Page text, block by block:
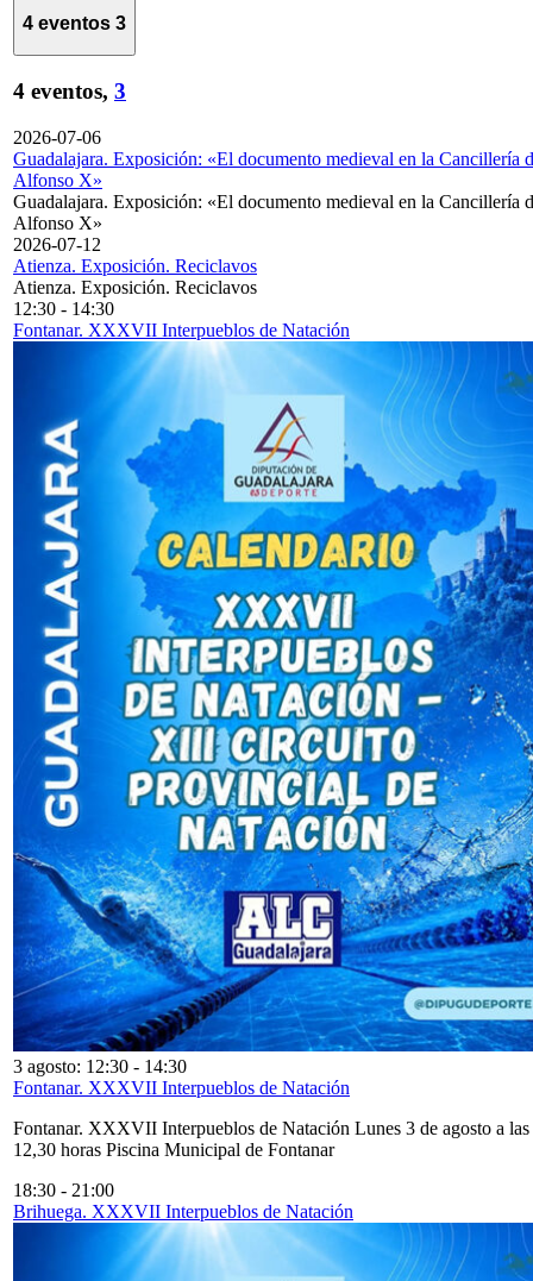
4 eventos 3
4 eventos, 3
2026-07-06
Guadalajara. Exposición: «El documento medieval en la Cancillería
Alfonso X»
Guadalajara. Exposición: «El documento medieval en la Cancillería
Alfonso X»
2026-07-12
Atienza. Exposición. Reciclavos
Atienza. Exposición. Reciclavos
12:30 - 14:30
Fontanar. XXXVII Interpueblos de Natación
3 agosto: 12:30 - 14:30
Fontanar. XXXVII Interpueblos de Natación
Fontanar. XXXVII Interpueblos de Natación Lunes 3 de agosto a las
12,30 horas Piscina Municipal de Fontanar
18:30 - 21:00
Brihuega. XXXVII Interpueblos de Natación